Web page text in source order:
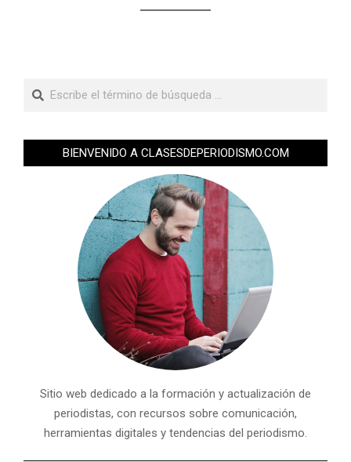
BIENVENIDO A CLASESDEPERIODISMO.COM
Sitio web dedicado a la formación y actualización de
periodistas, con recursos sobre comunicación,
herramientas digitales y tendencias del periodismo.